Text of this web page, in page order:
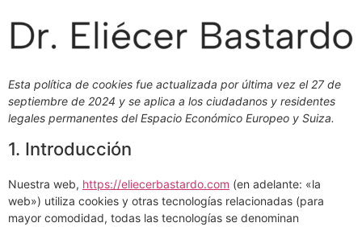
contenido
Esta política de cookies fue actualizada por última vez el 27 de
septiembre de 2024 y se aplica a los ciudadanos y residentes
legales permanentes del Espacio Económico Europeo y Suiza.
1. Introducción
Nuestra web, https://eliecerbastardo.com (en adelante: «la
web») utiliza cookies y otras tecnologías relacionadas (para
mayor comodidad, todas las tecnologías se denominan